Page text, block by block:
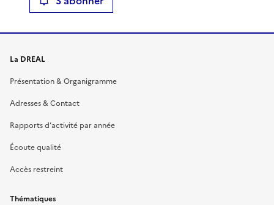
La DREAL
Présentation & Organigramme
Adresses & Contact
Rapports d’activité par année
Écoute qualité
Accès restreint
Thématiques